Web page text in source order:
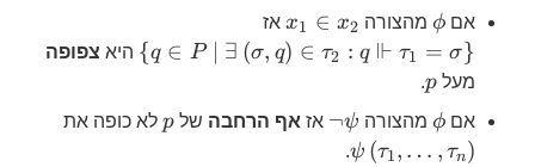
אם ϕ מהצורה
x_{1}\in
x_{2}
x1 ∈ x2 אז
{q ∈ P ∃ (σ, q) ∈ τ2 : q ⊩ τ1 = σ} היא צפופה
מעל p
.
אם
\phi ϕ מהצורה \neg\psi ¬ψ אז אף הרחבה של p
pלא כופה את
ψ (τ1, … , τn)
.